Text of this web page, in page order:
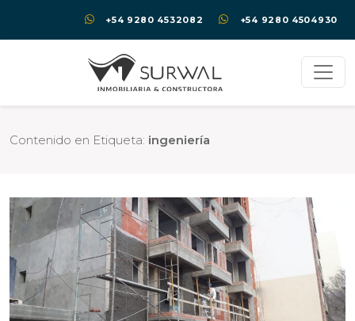
+54 9280 4532082 +54 9280 4504930
Contenido en Etiqueta: ingeniería